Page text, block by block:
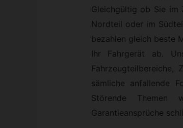
Gleichgültig ob Sie im
Nordteil oder im
bezahlen gleich beste
Ihr Fahrgerät ab.
sämliche anfallende
Störende Themen
Garantieansprüche